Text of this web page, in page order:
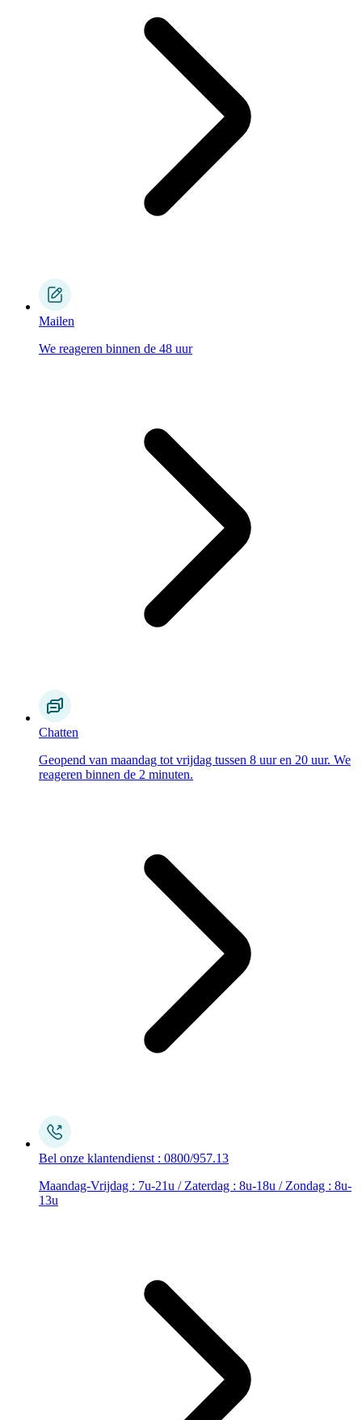
Mailen
We reageren binnen de 48 uur
Chatten
Geopend van maandag tot vrijdag tussen 8 uur en 20 uur. We
reageren binnen de 2 minuten.
Bel onze klantendienst : 0800/957.13
Maandag-Vrijdag : 7u-21u / Zaterdag : 8u-18u / Zondag : 8u-
13u